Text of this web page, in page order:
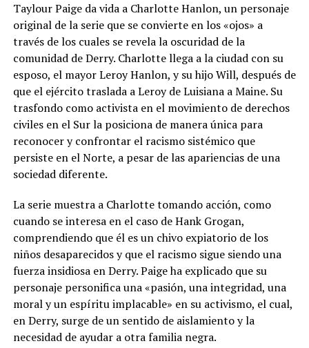
Taylour Paige da vida a Charlotte Hanlon, un personaje
original de la serie que se convierte en los «ojos» a
través de los cuales se revela la oscuridad de la
comunidad de Derry. Charlotte llega a la ciudad con su
esposo, el mayor Leroy Hanlon, y su hijo Will, después de
que el ejército traslada a Leroy de Luisiana a Maine. Su
trasfondo como activista en el movimiento de derechos
civiles en el Sur la posiciona de manera única para
reconocer y confrontar el racismo sistémico que
persiste en el Norte, a pesar de las apariencias de una
sociedad diferente.
La serie muestra a Charlotte tomando acción, como
cuando se interesa en el caso de Hank Grogan,
comprendiendo que él es un chivo expiatorio de los
niños desaparecidos y que el racismo sigue siendo una
fuerza insidiosa en Derry. Paige ha explicado que su
personaje personifica una «pasión, una integridad, una
moral y un espíritu implacable» en su activismo, el cual,
en Derry, surge de un sentido de aislamiento y la
necesidad de ayudar a otra familia negra.